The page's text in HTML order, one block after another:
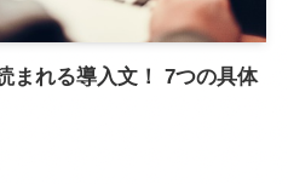
まれる導入文！ 7つの具体